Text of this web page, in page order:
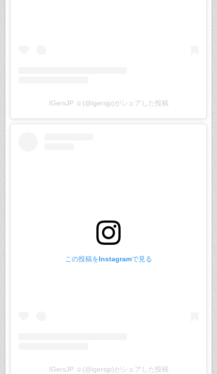
IGersJP ☺︎(@igersjp)がシェアした投稿
この投稿をInstagramで見る
IGersJP ☺︎(@igersjp)がシェアした投稿